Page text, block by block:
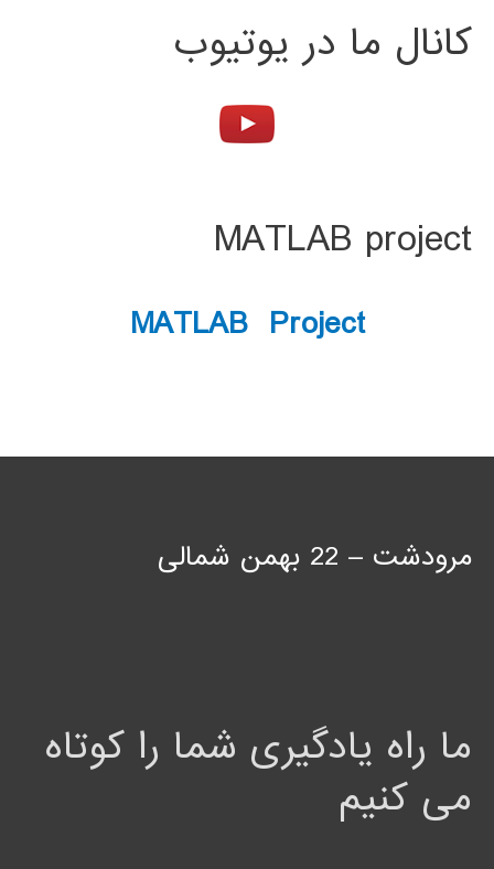
کانال ما در یوتیوب
MATLAB project
MATLAB Project
مرودشت – 22 بهمن شمالی
ما راه یادگیری شما را کوتاه
می کنیم